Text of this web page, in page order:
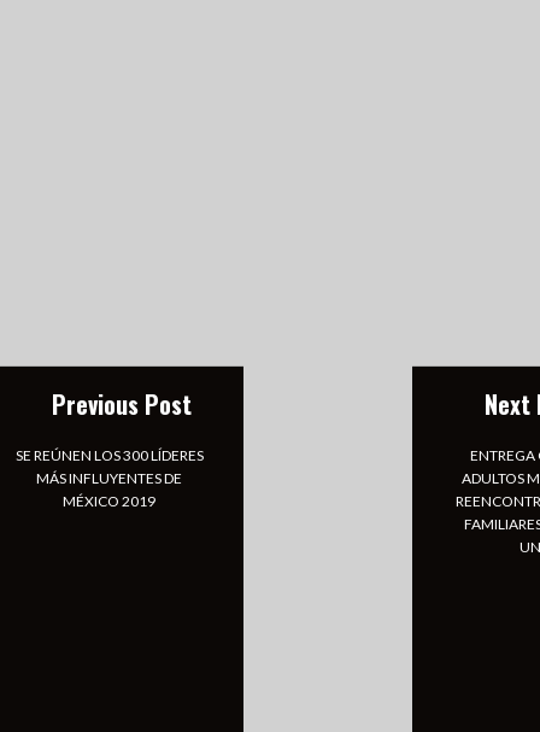
Previous Post
SE REÚNEN LOS 300 LÍDERES
MÁS INFLUYENTES DE
MÉXICO 2019
Next
ENTREGA
ADULTOS